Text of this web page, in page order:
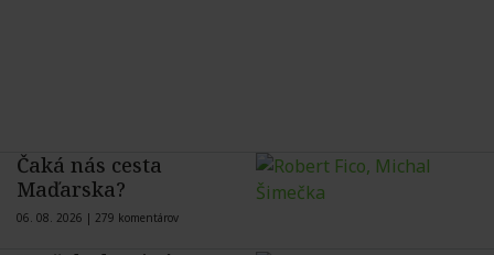
Čaká nás cesta
Maďarska?
06. 08. 2026 | 279 komentárov